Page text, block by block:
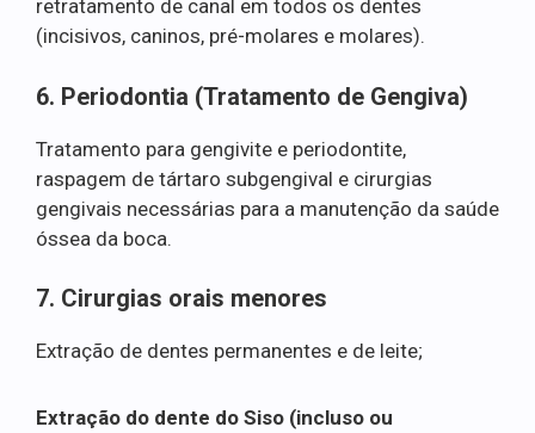
retratamento de canal em todos os dentes
(incisivos, caninos, pré-molares e molares).
6. Periodontia (Tratamento de Gengiva)
Tratamento para gengivite e periodontite,
raspagem de tártaro subgengival e cirurgias
gengivais necessárias para a manutenção da saúde
óssea da boca.
7. Cirurgias orais menores
Extração de dentes permanentes e de leite;
Extração do dente do Siso (incluso ou